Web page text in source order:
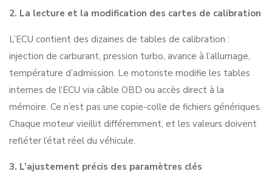
2. La lecture et la modification des cartes de calibration
L’ECU contient des dizaines de tables de calibration :
injection de carburant, pression turbo, avance à l’allumage,
température d’admission. Le motoriste modifie les tables
internes de l’ECU via câble OBD ou accès direct à la
mémoire. Ce n’est pas une copie-colle de fichiers génériques.
Chaque moteur vieillit différemment, et les valeurs doivent
refléter l’état réel du véhicule.
3. L’ajustement précis des paramètres clés